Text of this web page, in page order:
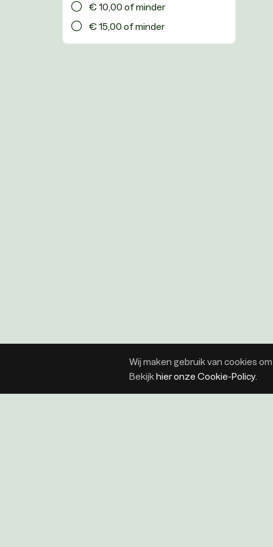
€ 10,00 of minder
€ 15,00 of minder
Wij maken gebruik van cookies
Bekijkhier onze Cookie-Policy.